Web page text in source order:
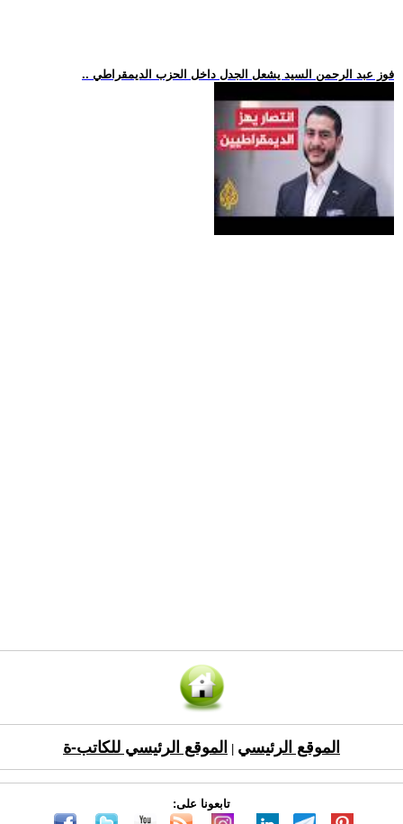
.. فوز عبد الرحمن السيد يشعل الجدل داخل الحزب الديمقراطي
الموقع الرئيسي الموقع الرئيسي للكاتب-ة
تابعونا على: